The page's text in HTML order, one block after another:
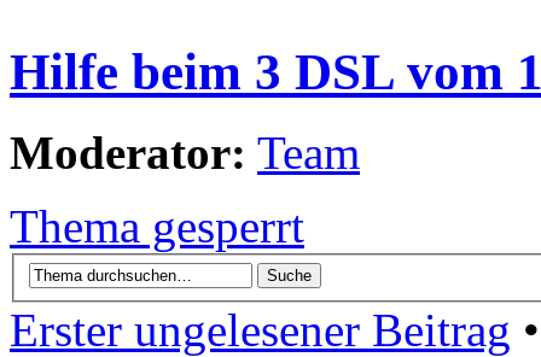
Hilfe beim 3 DSL vom
Moderator: Team
Thema gesperrt
Erster ungelesener Beitrag